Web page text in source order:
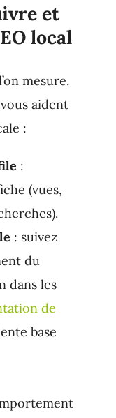
et
local
mesure.
aident
:
:
(vues,
: suivez
du
dans les
de
base